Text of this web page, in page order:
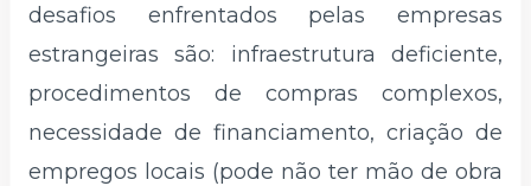
desafios enfrentados pelas empresas
estrangeiras são: infraestrutura deficiente,
procedimentos de compras complexos,
necessidade de financiamento, criação de
empregos locais (pode não ter mão de obra